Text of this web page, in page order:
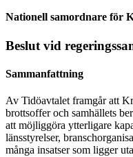
Nationell samordnare för
Beslut vid
Sammanfattning
Av Tidöavtalet framgår att
brottsoffer och samhällets
att möjliggöra ytterligare
länsstyrelser,
många insatser som ligger